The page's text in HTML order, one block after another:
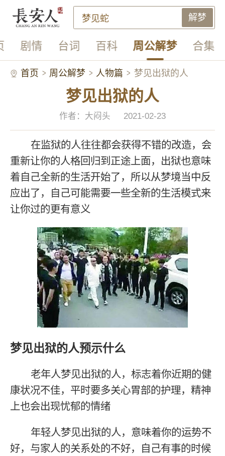
解梦
剧情 台词 百科 周公解梦 合集
首页 周公解梦 人物篇 梦见出狱的人
梦见出狱的人
作者：大闷头 2021-02-23
在监狱的人往往都会获得不错的改造，会
重新让你的人格回归到正途上面，出狱也意味
着自己全新的生活开始了，所以从梦境当中反
应出了，自己可能需要一些全新的生活模式来
让你过的更有意义
梦见出狱的人预示什么
老年人梦见出狱的人，标志着你近期的健
康状况不佳，平时要多关心胃部的护理，精神
上也会出现忧郁的情绪
年轻人梦见出狱的人，意味着你的运势不
好，与家人的关系处的不好，自己有事的时候